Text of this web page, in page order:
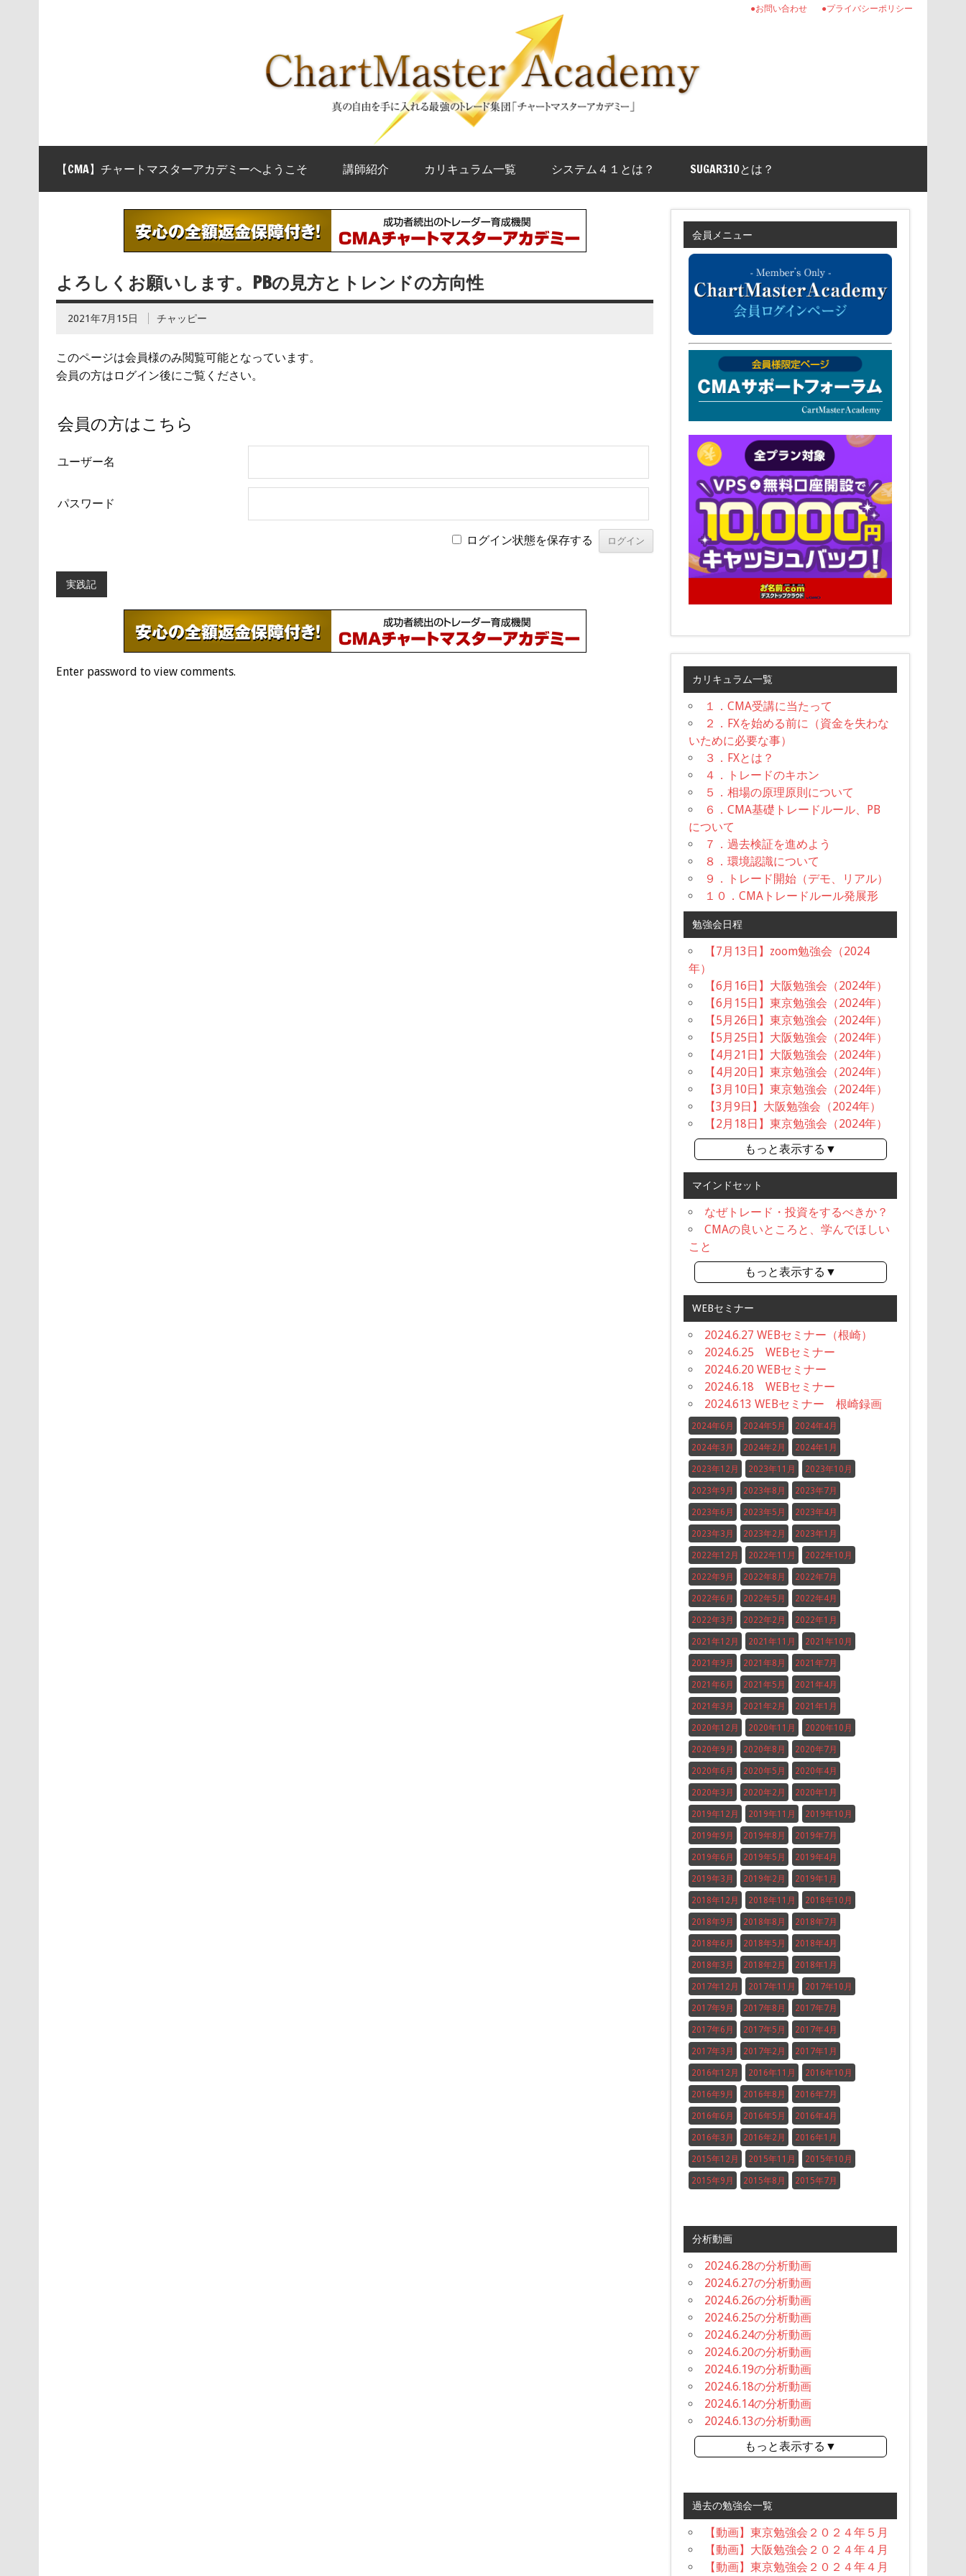
●プライバシーポリシー
●お問い合わせ
【CMA】チャートマスターアカデミーへようこそ 講師紹介 カリキュラム一覧 システム４１とは？ SUGAR310とは？
よろしくお願いします。PBの見方とトレンドの方向性
2021年7月15日 チャッピー
このページは会員様のみ閲覧可能となっています。
会員の方はログイン後にご覧ください。
会員の方はこちら
ユーザー名
パスワード
ログイン状態を保存する
実践記
Enter password to view comments.
会員メニュー
カリキュラム一覧
１．CMA受講に当たって
２．FXを始める前に（資金を失わな
いために必要な事）
３．FXとは？
４．トレードのキホン
５．相場の原理原則について
６．CMA基礎トレードルール、PB
について
７．過去検証を進めよう
８．環境認識について
９．トレード開始（デモ、リアル）
１０．CMAトレードルール発展形
勉強会日程
【7月13日】zoom勉強会（2024
年）
【6月16日】大阪勉強会（2024年）
【6月15日】東京勉強会（2024年）
【5月26日】東京勉強会（2024年）
【5月25日】大阪勉強会（2024年）
【4月21日】大阪勉強会（2024年）
【4月20日】東京勉強会（2024年）
【3月10日】東京勉強会（2024年）
【3月9日】大阪勉強会（2024年）
【2月18日】東京勉強会（2024年）
もっと表示する▼
マインドセット
なぜトレード・投資をするべきか？
CMAの良いところと、学んでほしい
こと
もっと表示する▼
WEBセミナー
2024.6.27 WEBセミナー（根崎）
2024.6.25 WEBセミナー
2024.6.20 WEBセミナー
2024.6.18 WEBセミナー
2024.613 WEBセミナー 根崎録画
2024年6月 2024年5月 2024年4月
2024年3月 2024年2月 2024年1月
2023年12月 2023年11月 2023年10月
2023年9月 2023年8月 2023年7月
2023年6月 2023年5月 2023年4月
2023年3月 2023年2月 2023年1月
2022年12月 2022年11月 2022年10月
2022年9月 2022年8月 2022年7月
2022年6月 2022年5月 2022年4月
2022年3月 2022年2月 2022年1月
2021年12月 2021年11月 2021年10月
2021年9月 2021年8月 2021年7月
2021年6月 2021年5月 2021年4月
2021年3月 2021年2月 2021年1月
2020年12月 2020年11月 2020年10月
2020年9月 2020年8月 2020年7月
2020年6月 2020年5月 2020年4月
2020年3月 2020年2月 2020年1月
2019年12月 2019年11月 2019年10月
2019年9月 2019年8月 2019年7月
2019年6月 2019年5月 2019年4月
2019年3月 2019年2月 2019年1月
2018年12月 2018年11月 2018年10月
2018年9月 2018年8月 2018年7月
2018年6月 2018年5月 2018年4月
2018年3月 2018年2月 2018年1月
2017年12月 2017年11月 2017年10月
2017年9月 2017年8月 2017年7月
2017年6月 2017年5月 2017年4月
2017年3月 2017年2月 2017年1月
2016年12月 2016年11月 2016年10月
2016年9月 2016年8月 2016年7月
2016年6月 2016年5月 2016年4月
2016年3月 2016年2月 2016年1月
2015年12月 2015年11月 2015年10月
2015年9月 2015年8月 2015年7月
分析動画
2024.6.28の分析動画
2024.6.27の分析動画
2024.6.26の分析動画
2024.6.25の分析動画
2024.6.24の分析動画
2024.6.20の分析動画
2024.6.19の分析動画
2024.6.18の分析動画
2024.6.14の分析動画
2024.6.13の分析動画
もっと表示する▼
過去の勉強会一覧
【動画】東京勉強会２０２４年５月
【動画】大阪勉強会２０２４年４月
【動画】東京勉強会２０２４年４月